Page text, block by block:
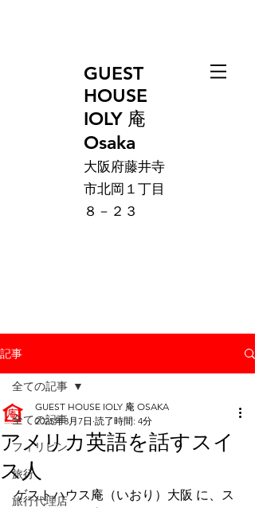
GUEST
HOUSE
IOLY 庵
Osaka
大阪府藤井寺
市北岡１丁目
８－２３
記事
全ての記事
フィリピン
旅行
旅行代理店
全ての記事
アメリカ英語を話すスイ
ス人
GUEST HOUSE IOLY 庵 OSAKA
2025年3月7日 読了時間: 4分
ゲストハウス庵（いおり）大阪 に、ス